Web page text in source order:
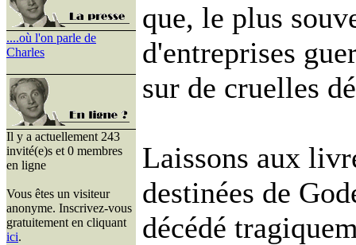
....où l'on parle de
Charles
Il y a actuellement 243
invité(e)s et 0 membres
en ligne
Vous êtes un visiteur
anonyme. Inscrivez-vous
gratuitement en cliquant
ici.
que, le plus
d'entreprises
sur de cruelles
Laissons aux
destinées de
décédé